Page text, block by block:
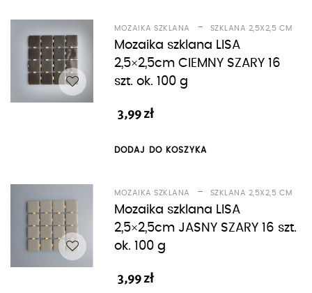
MOZAIKA SZKLANA - SZKLANA 2,5X2,5 CM
Mozaika szklana LISA
2,5×2,5cm CIEMNY SZARY 16
szt. ok. 100 g
3,99zł
DODAJ DO KOSZYKA
MOZAIKA SZKLANA - SZKLANA 2,5X2,5 CM
Mozaika szklana LISA
2,5×2,5cm JASNY SZARY 16 szt.
ok. 100 g
3,99zł